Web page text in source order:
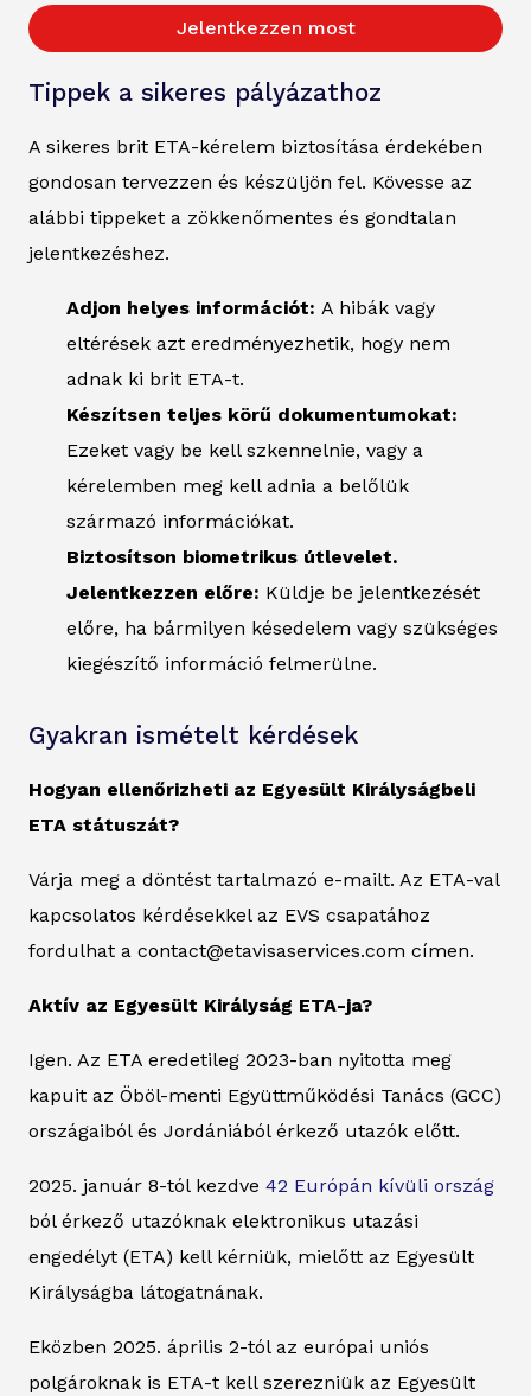
Jelentkezzen most
Tippek a sikeres pályázathoz
A sikeres brit ETA-kérelem biztosítása érdekében
gondosan tervezzen és készüljön fel. Kövesse az
alábbi tippeket a zökkenőmentes és gondtalan
jelentkezéshez.
Adjon helyes információt: A hibák vagy
eltérések azt eredményezhetik, hogy nem
adnak ki brit ETA-t.
Készítsen teljes körű dokumentumokat:
Ezeket vagy be kell szkennelnie, vagy a
kérelemben meg kell adnia a belőlük
származó információkat.
Biztosítson biometrikus útlevelet.
Jelentkezzen előre: Küldje be jelentkezését
előre, ha bármilyen késedelem vagy szükséges
kiegészítő információ felmerülne.
Gyakran ismételt kérdések
Hogyan ellenőrizheti az Egyesült Királyságbeli
ETA státuszát?
Várja meg a döntést tartalmazó e-mailt. Az ETA-val
kapcsolatos kérdésekkel az EVS csapatához
fordulhat a contact@etavisaservices.com címen.
Aktív az Egyesült Királyság ETA-ja?
Igen. Az ETA eredetileg 2023-ban nyitotta meg
kapuit az Öböl-menti Együttműködési Tanács (GCC)
országaiból és Jordániából érkező utazók előtt.
2025. január 8-tól kezdve 42 Európán kívüli ország
ból érkező utazóknak elektronikus utazási
engedélyt (ETA) kell kérniük, mielőtt az Egyesült
Királyságba látogatnának.
Eközben 2025. április 2-tól az európai uniós
polgároknak is ETA-t kell szerezniük az Egyesült